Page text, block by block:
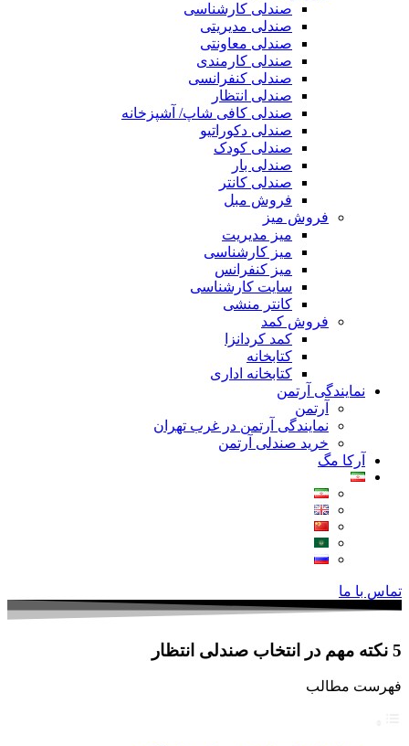
صندلی کارشناسی
صندلی مدیریتی
صندلی معاونتی
صندلی کارمندی
صندلی کنفرانسی
صندلی انتظار
صندلی کافی شاپ/ آشپزخانه
صندلی دکوراتیو
صندلی کودک
صندلی بار
صندلی کانتر
فروش مبل
فروش میز
میز مدیریت
میز کارشناسی
میز کنفرانس
سایت کارشناسی
کانتر منشی
فروش کمد
کمد کردانزا
کتابخانه
کتابخانه اداری
نمایندگی آرتمن
آرتمن
نمایندگی آرتمن در غرب تهران
خرید صندلی آرتمن
آرکا مگ
تماس با ما
5 نکته مهم در انتخاب صندلی‌ انتظار
فهرست مطالب